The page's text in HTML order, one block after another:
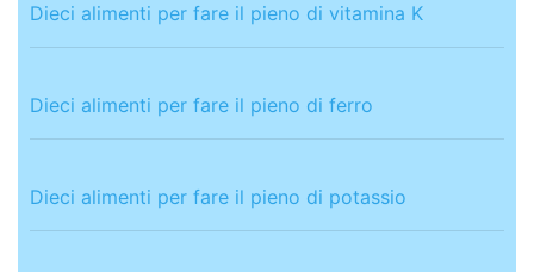
Dieci alimenti per fare il pieno di vitamina K
Dieci alimenti per fare il pieno di ferro
Dieci alimenti per fare il pieno di potassio